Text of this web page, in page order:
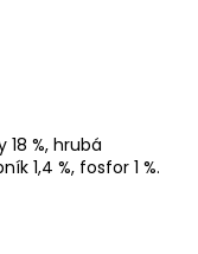
%, hrubá
1,4 %, fosfor 1 %.